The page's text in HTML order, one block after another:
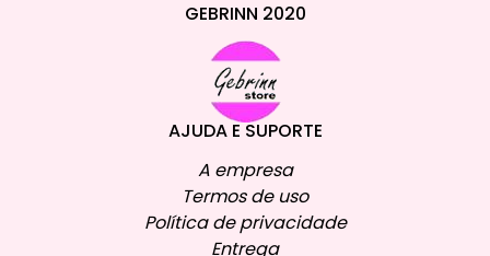
GEBRINN 2020
AJUDA E SUPORTE
A empresa
Termos de uso
Política de privacidade
Entrega